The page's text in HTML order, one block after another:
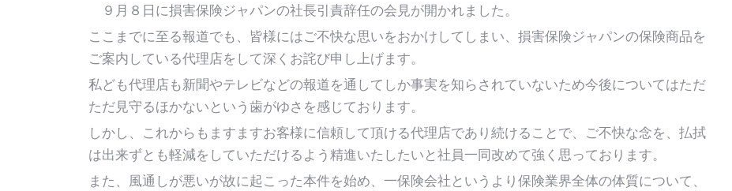
９月８日に損害保険ジャパンの社長引責辞任の会見が開かれました。
ここまでに至る報道でも、皆様にはご不快な思いをおかけしてしまい、損害保険ジャパンの保険商品を
ご案内している代理店をして深くお詫び申し上げます。
私ども代理店も新聞やテレビなどの報道を通してしか事実を知らされていないため今後についてはただ
ただ見守るほかないという歯がゆさを感じております。
しかし、これからもますますお客様に信頼して頂ける代理店であり続けることで、ご不快な念を、払拭
は出来ずとも軽減をしていただけるよう精進いたしたいと社員一同改めて強く思っております。
また、風通しが悪いが故に起こった本件を始め、一保険会社というより保険業界全体の体質について、